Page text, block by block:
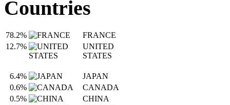
Countries
78.2%
FRANCE
12.7%
UNITED
STATES
6.4%
JAPAN
0.6%
CANADA
0.5%
CHINA